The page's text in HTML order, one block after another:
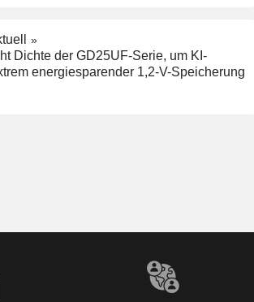
Dichte der GD25UF-Serie, um KI-
energiesparender 1,2-V-Speicherung